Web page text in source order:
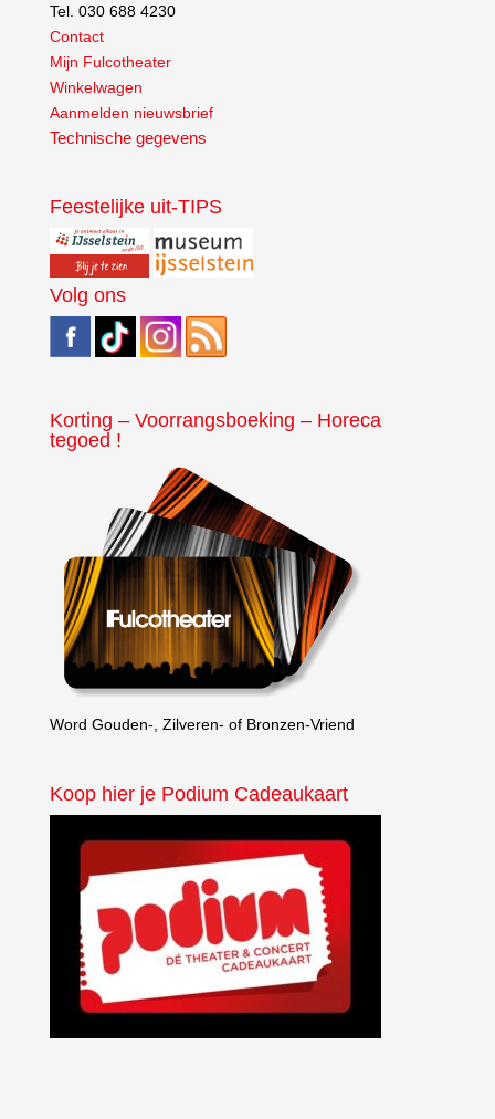
Tel. 030 688 4230
Contact
Mijn Fulcotheater
Winkelwagen
Aanmelden nieuwsbrief
Technische gegevens
Feestelijke uit-TIPS
Volg ons
Korting – Voorrangsboeking – Horeca
tegoed !
Word Gouden-, Zilveren- of Bronzen-Vriend
Koop hier je Podium Cadeaukaart